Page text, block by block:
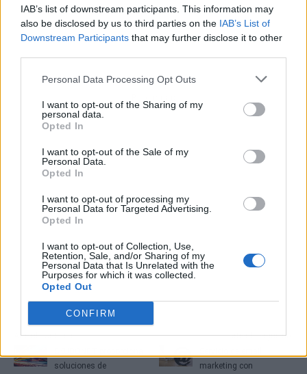
IAB’s list of downstream participants. This information may
also be disclosed by us to third parties on the IAB’s List of
Downstream Participants that may further disclose it to other
Personal Data Processing Opt Outs
I want to opt-out of the Sharing of my
personal data.
Opted In
I want to opt-out of the Sale of my
Personal Data.
Opted In
I want to opt-out of processing my
Personal Data for Targeted Advertising.
Opted In
I want to opt-out of Collection, Use,
Retention, Sale, and/or Sharing of my
Personal Data that Is Unrelated with the
Purposes for which it was collected.
Opted Out
CONFIRM
Artículo anterior
soluciones de
Artículo siguiente
marketing con